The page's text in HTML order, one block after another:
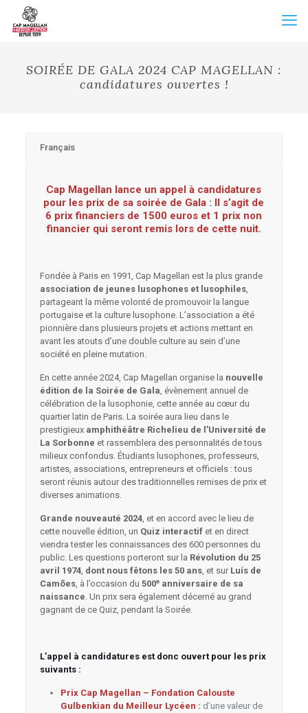
SOIRÉE DE GALA 2024 CAP MAGELLAN :
candidatures ouvertes !
Français
Cap Magellan lance un appel à candidatures
pour les prix de sa soirée de Gala : Il s’agit de
6 prix financiers de 1500 euros et 1 prix non
financier qui seront remis lors de cette nuit.
Fondée à Paris en 1991, Cap Magellan est la plus grande
association de jeunes lusophones et lusophiles,
partageant la même volonté de promouvoir la langue
portugaise et la culture lusophone. L’association a été
pionnière dans plusieurs projets et actions mettant en
avant les atouts d’une double culture au sein d’une
société en pleine mutation.
En cette année 2024, Cap Magellan organise la nouvelle
édition de la Soirée de Gala, évènement annuel de
célébration de la lusophonie, cette année au cœur du
quartier latin de Paris. La soirée aura lieu dans le
prestigieux amphithéâtre Richelieu de l’Université de
La Sorbonne et rassemblera des personnalités de tous
milieux confondus. Étudiants lusophones, professeurs,
artistes, associations, entrepreneurs et officiels : tous
seront réunis autour des traditionnelles remises de prix et
diverses animations.
Grande nouveauté 2024, et en accord avec le lieu de
cette nouvelle édition, un Quiz interactif et en direct
viendra tester les connaissances des 600 personnes du
public. Les questions porteront sur la Révolution du 25
avril 1974, dont nous fêtons les 50 ans, et surLuís de
Camões, à l’occasion du 500ᵉanniversaire de sa
naissance. Un prix sera également décerné au grand
gagnant de ce Quiz, pendant la Soirée.
L’appel à candidatures est donc ouvert pour les prix
suivants :
Prix Cap Magellan – Fondation Calouste
Gulbenkian du Meilleur Lycéen : d’une valeur de